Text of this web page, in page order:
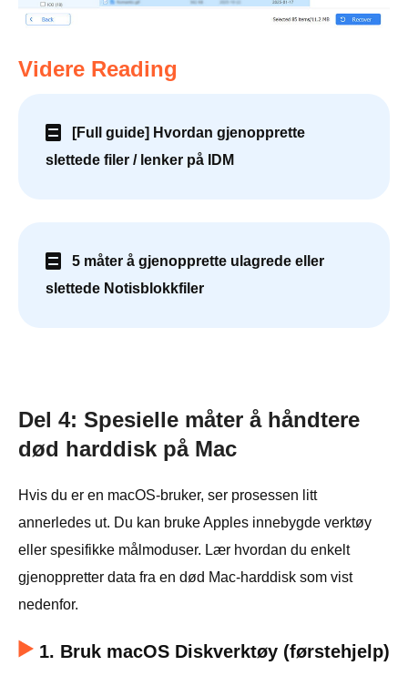
Videre Reading
[Full guide] Hvordan gjenopprette
slettede filer / lenker på IDM
5 måter å gjenopprette ulagrede eller
slettede Notisblokkfiler
Del 4: Spesielle måter å håndtere
død harddisk på Mac
Hvis du er en macOS-bruker, ser prosessen litt
annerledes ut. Du kan bruke Apples innebygde verktøy
eller spesifikke målmoduser. Lær hvordan du enkelt
gjenoppretter data fra en død Mac-harddisk som vist
nedenfor.
1. Bruk macOS Diskverktøy (førstehjelp)